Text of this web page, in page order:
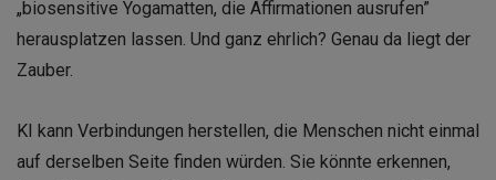
„biosensitive Yogamatten, die Affirmationen ausrufen”
herausplatzen lassen. Und ganz ehrlich? Genau da liegt der
Zauber.
KI kann Verbindungen herstellen, die Menschen nicht einmal
auf derselben Seite finden würden. Sie könnte erkennen,